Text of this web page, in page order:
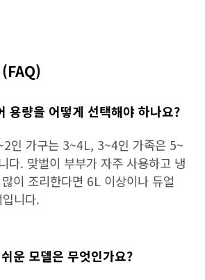
용량을 어떻게 선택해야 하나요?
인 가구는 3~4L, 3~4인 가족은 5~
다. 맞벌이 부부가 자주 사용하고 냉
이 조리한다면 6L 이상이나 듀얼
니다.
운 모델은 무엇인가요?